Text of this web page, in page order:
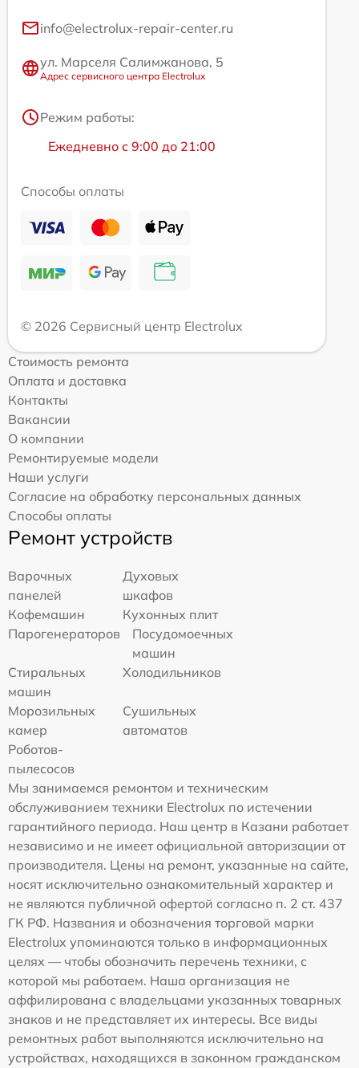
info@electrolux-repair-center.ru
ул. Марселя Салимжанова, 5
Адрес сервисного центра Electrolux
Режим работы:
Ежедневно с 9:00 до 21:00
Способы оплаты
© 2026 Сервисный центр Electrolux
Стоимость ремонта
Оплата и доставка
Контакты
Вакансии
О компании
Ремонтируемые модели
Наши услуги
Согласие на обработку персональных данных
Способы оплаты
Ремонт устройств
Варочных
панелей
Духовых
шкафов
Кофемашин
Кухонных плит
Парогенераторов
Посудомоечных
машин
Стиральных
машин
Холодильников
Морозильных
камер
Сушильных
автоматов
Роботов-
пылесосов
Мы занимаемся ремонтом и техническим
обслуживанием техники Electrolux по истечении
гарантийного периода. Наш центр в Казани работает
независимо и не имеет официальной авторизации от
производителя. Цены на ремонт, указанные на сайте,
носят исключительно ознакомительный характер и
не являются публичной офертой согласно п. 2 ст. 437
ГК РФ. Названия и обозначения торговой марки
Electrolux упоминаются только в информационных
целях — чтобы обозначить перечень техники, с
которой мы работаем. Наша организация не
аффилирована с владельцами указанных товарных
знаков и не представляет их интересы. Все виды
ремонтных работ выполняются исключительно на
устройствах, находящихся в законном гражданском